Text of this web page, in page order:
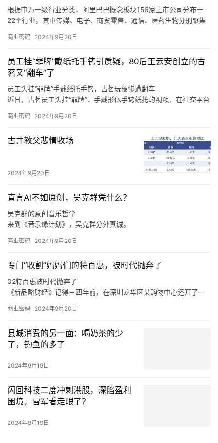
统的设计者、平衡商家和消费者利益的服务商。
根据申万一级行业分类，阿里巴巴概念板块156家上市公司分布于
22个行业，其中传媒、电子、商贸零售、通信、医药生物分别聚集
根据申万一级行业分类，华为概念板块896家上市公司分布于28个
了220、193、92、65、61只概念股。
商业密码 2024年9月20日
员工挂“罪牌”戴纸托手铐引质疑，80后王云安创立的古
茗又“翻车”了
员工头挂“罪牌”手戴纸托手铐，古茗玩梗惨遭翻车
近日，古茗员工头挂“罪牌”、手戴形似手铐纸托的视频，在社交平台
至于上海，王云安认为该市场毗邻浙江，因此会有一定的消费者基
收益更难做好，“我们在进省会城市，以及大的一线城市的时候，我
们一定是做好准备了再去的，比如上海的消费者到底要什么，我们
进去应该怎么做才可以让更多的店做得更好，古茗能够给上海的消
费者带来什么样的不同呢，这些是我们要去思考的。
商业密码 2024年9月20日
古井教父悲情收场
2024年9月20日
直言AI不如原创，吴克群凭什么？
吴克群的原创音乐哲学
来到《音乐缘计划》，吴克群分外真诚。
是源自于他与原创音乐人之间的惺惺相惜。
目的嘉宾，他也是作为一名原创音乐人出现在舞台上，让一切热爱
与纯粹都具象化。
于是，面对当下音乐生态的顽疾，新生代音乐人的困境，吴克群会
商业密码 2024年9月20日
专门“收割”妈妈们的特百惠，被时代抛弃了
02特百惠被时代抛弃了
《新品略财经》记得三四年前，在深圳龙华区某购物中心还开了一
卖得还不错。
的产物，这与消费环境、消费需求、市场竞争，乃至是与特百惠的
传统商业模式等各方面密切相关。
在特百惠诞生的年代，家庭有着食物保鲜难的痛点，特别是在冰箱
商业密码 2024年9月20日
县城消费的另一面：喝奶茶的少
了，钓鱼的多了
2024年9月19日
闪回科技二度冲刺港股，深陷盈利
困境，雷军看走眼了？
2024年9月19日